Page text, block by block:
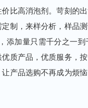
比高消泡剂。苛刻的
制，来样分析，样品
添加量只需千分之一
质产品，优质服务，
产品选购不再成为烦